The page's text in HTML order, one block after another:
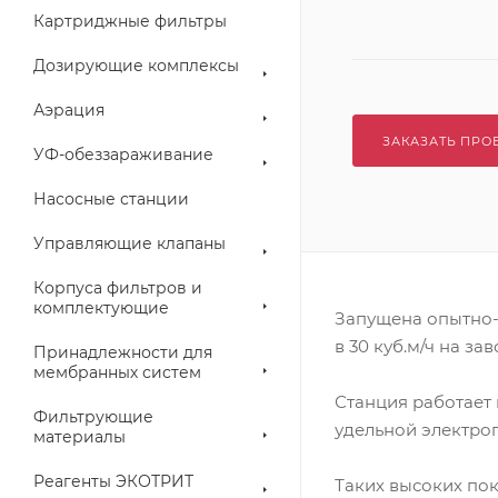
Картриджные фильтры
Дозирующие комплексы
Аэрация
УФ-обеззараживание
Насосные станции
Управляющие клапаны
Корпуса фильтров и
комплектующие
Принадлежности для
мембранных систем
Фильтрующие
материалы
Реагенты ЭКОТРИТ
ЗАКАЗАТЬ
Запущена
в 30 куб.м/ч на
Станция работает
удельной
Таких высоких